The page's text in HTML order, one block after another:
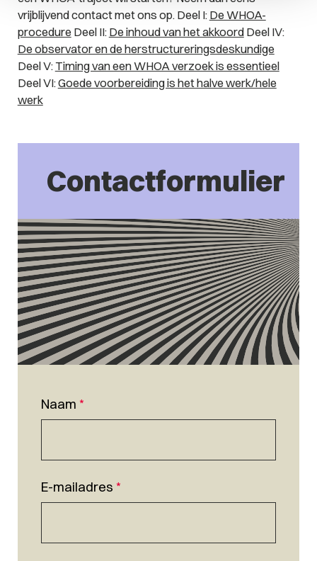
vrijblijvend contact met ons op. Deel I: De WHOA-
procedure Deel II: De inhoud van het akkoordDeel IV:
De observator en de herstructureringsdeskundige
Deel V:Timing van een WHOA verzoek is essentieel
Deel VI:Goede voorbereiding is het halve werk/hele
werk
Contactformulier
Naam *
E-mailadres *